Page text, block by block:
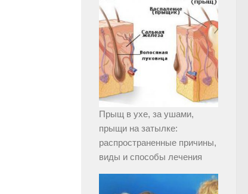
Прыщ в ухе, за ушами,
прыщи на затылке:
распространенные причины,
виды и способы лечения